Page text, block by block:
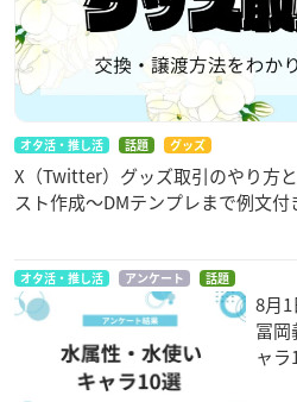
オタ活・推し活 話題 グッズ
X（Twitter）グッズ取引のやり方
スト作成〜DMテンプレまで例文付
オタ活・推し活 アンケート 話題
8月1
冨岡
ャラ